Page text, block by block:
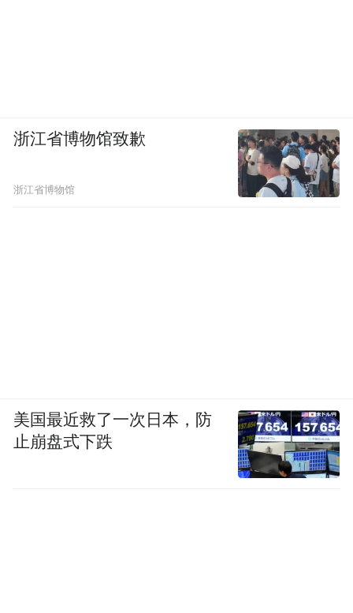
浙江省博物馆致歉
浙江省博物馆
美国最近救了一次日本，防
止崩盘式下跌